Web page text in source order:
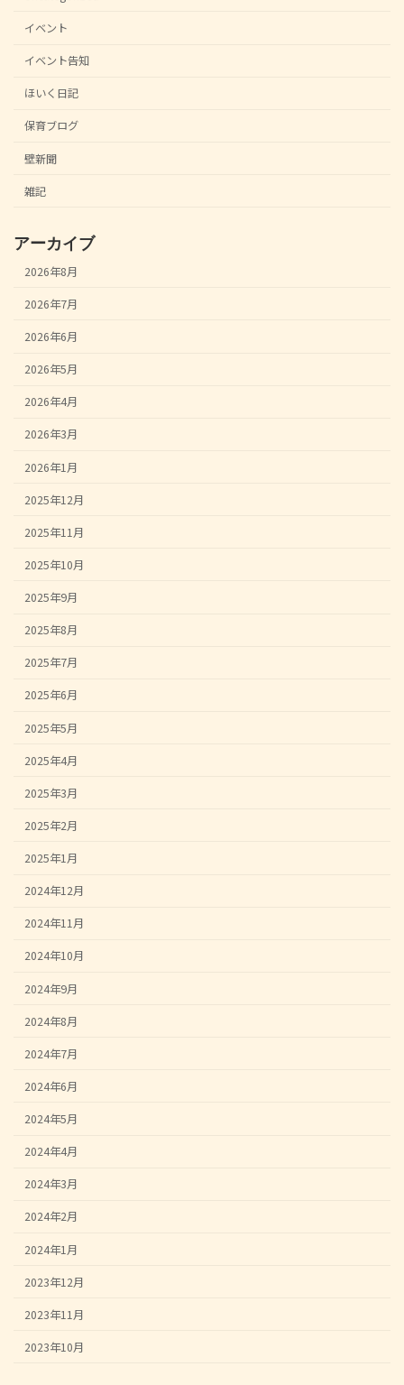
イベント
イベント告知
ほいく日記
保育ブログ
壁新聞
雑記
アーカイブ
2026年8月
2026年7月
2026年6月
2026年5月
2026年4月
2026年3月
2026年1月
2025年12月
2025年11月
2025年10月
2025年9月
2025年8月
2025年7月
2025年6月
2025年5月
2025年4月
2025年3月
2025年2月
2025年1月
2024年12月
2024年11月
2024年10月
2024年9月
2024年8月
2024年7月
2024年6月
2024年5月
2024年4月
2024年3月
2024年2月
2024年1月
2023年12月
2023年11月
2023年10月